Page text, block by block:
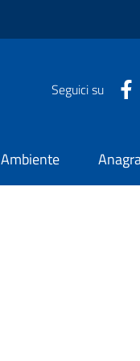
Seguici su
Ambiente